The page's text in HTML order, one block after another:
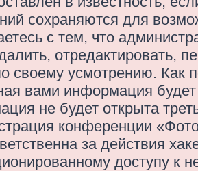
сохраняются для
с тем, что
отредактировать,
своему усмотрению. Как
вами информация
не будет открыта
конференции
за действия
доступу к